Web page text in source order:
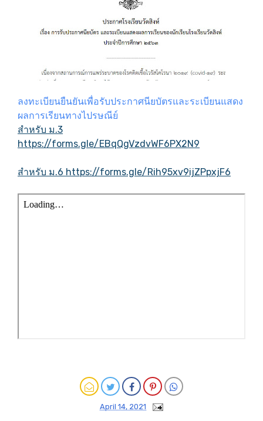
ลงทะเบียนยืนยันเพื่อรับประกาศนียบัตรและระเบียนแสดง
ผลการเรียนทางไปรษณีย์
สำหรับ ม.3
https://forms.gle/EBqQgVzdvWF6PX2N9
สำหรับ ม.6 https://forms.gle/Rih95xv9ijZPpxjF6
April 14, 2021